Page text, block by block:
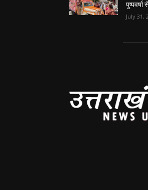
July 31,